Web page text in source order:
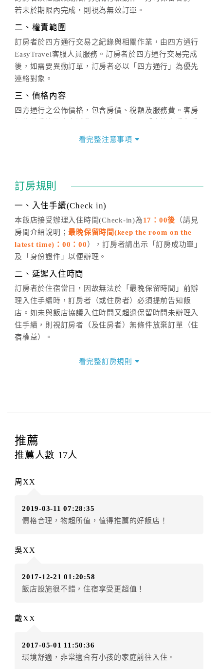
若未於期限內完成，則視為無效訂單。
二、權責範圍
訂房者於四方通行交易之紀錄與相關作業，由四方通行
EasyTravel客服人員服務。訂房者於四方通行交易完成
後，如需要異動訂單，訂房者必以「四方通行」為優先
連絡對象。
三、價格內容
四方通行之公佈價格，包含房價、稅額及服務費。客房
價」之當日價格為標準。
話方式異動訂單。
※非客服時間之申辦異動，皆為次日計算及辦理。
五、客服時間
週一至週日，上午9:00～晚上6:00
六、聯絡方式
(07)9682715 。
看完整注意事項
訂房規則
一、入住手續(Check in)
本飯店接受辦理入住時間(Check-in)為17：00後 （請見
房間介紹說明；最晚保留時間(keep the room on the
latest time)：00：00 ），訂房者請出示「訂房成功單」
及「身份證件」以便辦理。
二、延遲入住時間
訂房者於住宿當日，因故無法於「最晚保留時間」前辦
理入住手續時，訂房者（或住房者）必須提前告知飯
店。如未與飯店協議入住時間又超過保留時間未辦理入
住手續，則視訂房者（及住房者）無條件放棄訂單（住
宿權益）。
四、取消訂單
◎住房日14天前辦理者，訂單費用扣除總計0%為手續費
◎住房日7天前辦理者，訂單費用扣除總計50%為手續費
◎住房日1天前辦理者，訂單費用扣除總計100%為手續
◎住房日當日辦理者，訂單費用扣除總計100%為手續費
◎住房日當日未辦理入住手續者，視同住房，已付訂單
之訂金將全額沒收。
住房當日遇颱風、地震等不可抗拒因素時（以氣象局發
定準則），以致無法順利住房，訂房者可依飯店規定變
更住房日期或退費處理之。待飯店確認無誤後，可辦理
費用，餘款退予訂房者。
成功付款後如因『個人因素』導致下述異動狀況，
看完整訂房規則
推薦
推薦人數 17人
周XX
2019-03-11 07:28:35
價格合理，物超所值，值得推薦的好飯店！
吳XX
2017-12-21 01:20:58
飯店設施很不錯，住宿享受更超值！
戴XX
2017-05-01 11:50:36
環境舒適，非常適合有小孩的家庭前往入住。